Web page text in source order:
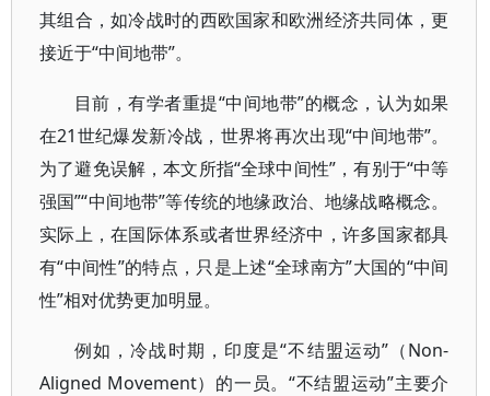
其组合，如冷战时的西欧国家和欧洲经济共同体，更
接近于“中间地带”。
目前，有学者重提“中间地带”的概念，认为如果
在21世纪爆发新冷战，世界将再次出现“中间地带”。
为了避免误解，本文所指“全球中间性”，有别于“中等
强国”“中间地带”等传统的地缘政治、地缘战略概念。
实际上，在国际体系或者世界经济中，许多国家都具
有“中间性”的特点，只是上述“全球南方”大国的“中间
性”相对优势更加明显。
例如，冷战时期，印度是“不结盟运动”（Non-
Aligned Movement）的一员。“不结盟运动”主要介